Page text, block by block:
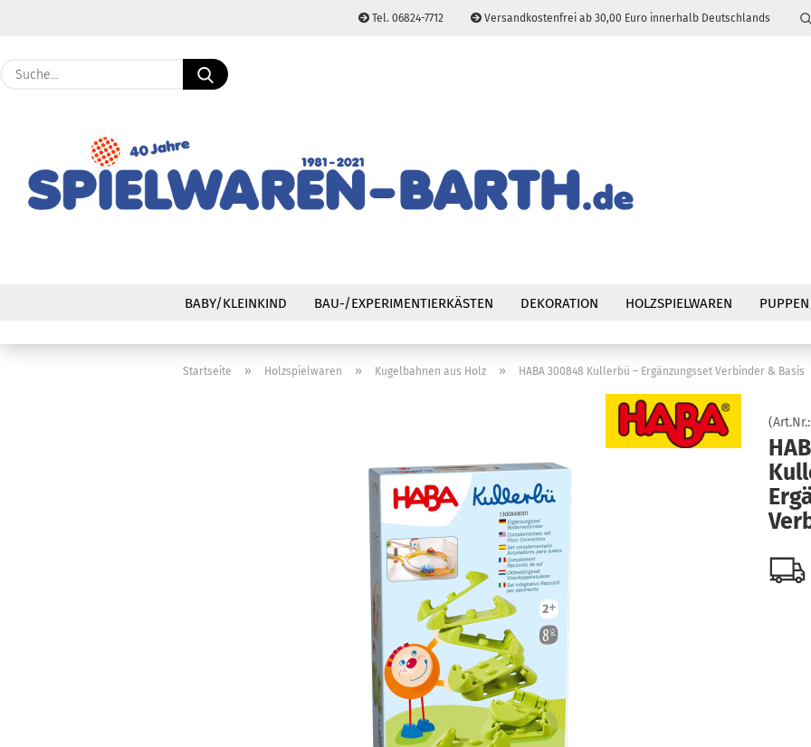
Tel. 06824-7712 Versandkostenfrei ab 30,00 Euro innerhalb Deutschlands
Passwort
Suche...
BABY/KLEINKIND BAU-/EXPERIMENTIERKÄSTEN DEKORATION HOLZSPIELWAREN
Startseite » Holzspielwaren » Kugelbahnen aus Holz » HABA 300848 Kullerbü – Ergänzungsset Verbinder & Basis
(Art.Nr.: